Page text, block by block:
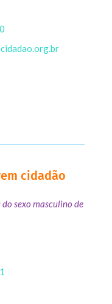
cidadão
sexo masculino de